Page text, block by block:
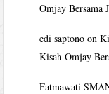
Omjay Bersama
edi saptono on
Kisah Omjay
Fatmawati